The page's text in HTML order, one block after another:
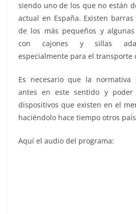
siendo uno de los que no están
actual en España. Existen
de los más pequeños y
con cajones y sillas
especialmente para el transporte
Es necesario que la normativa
antes en este sentido y
dispositivos que existen en el
haciéndolo hace tiempo otros
Aquí el audio del programa: